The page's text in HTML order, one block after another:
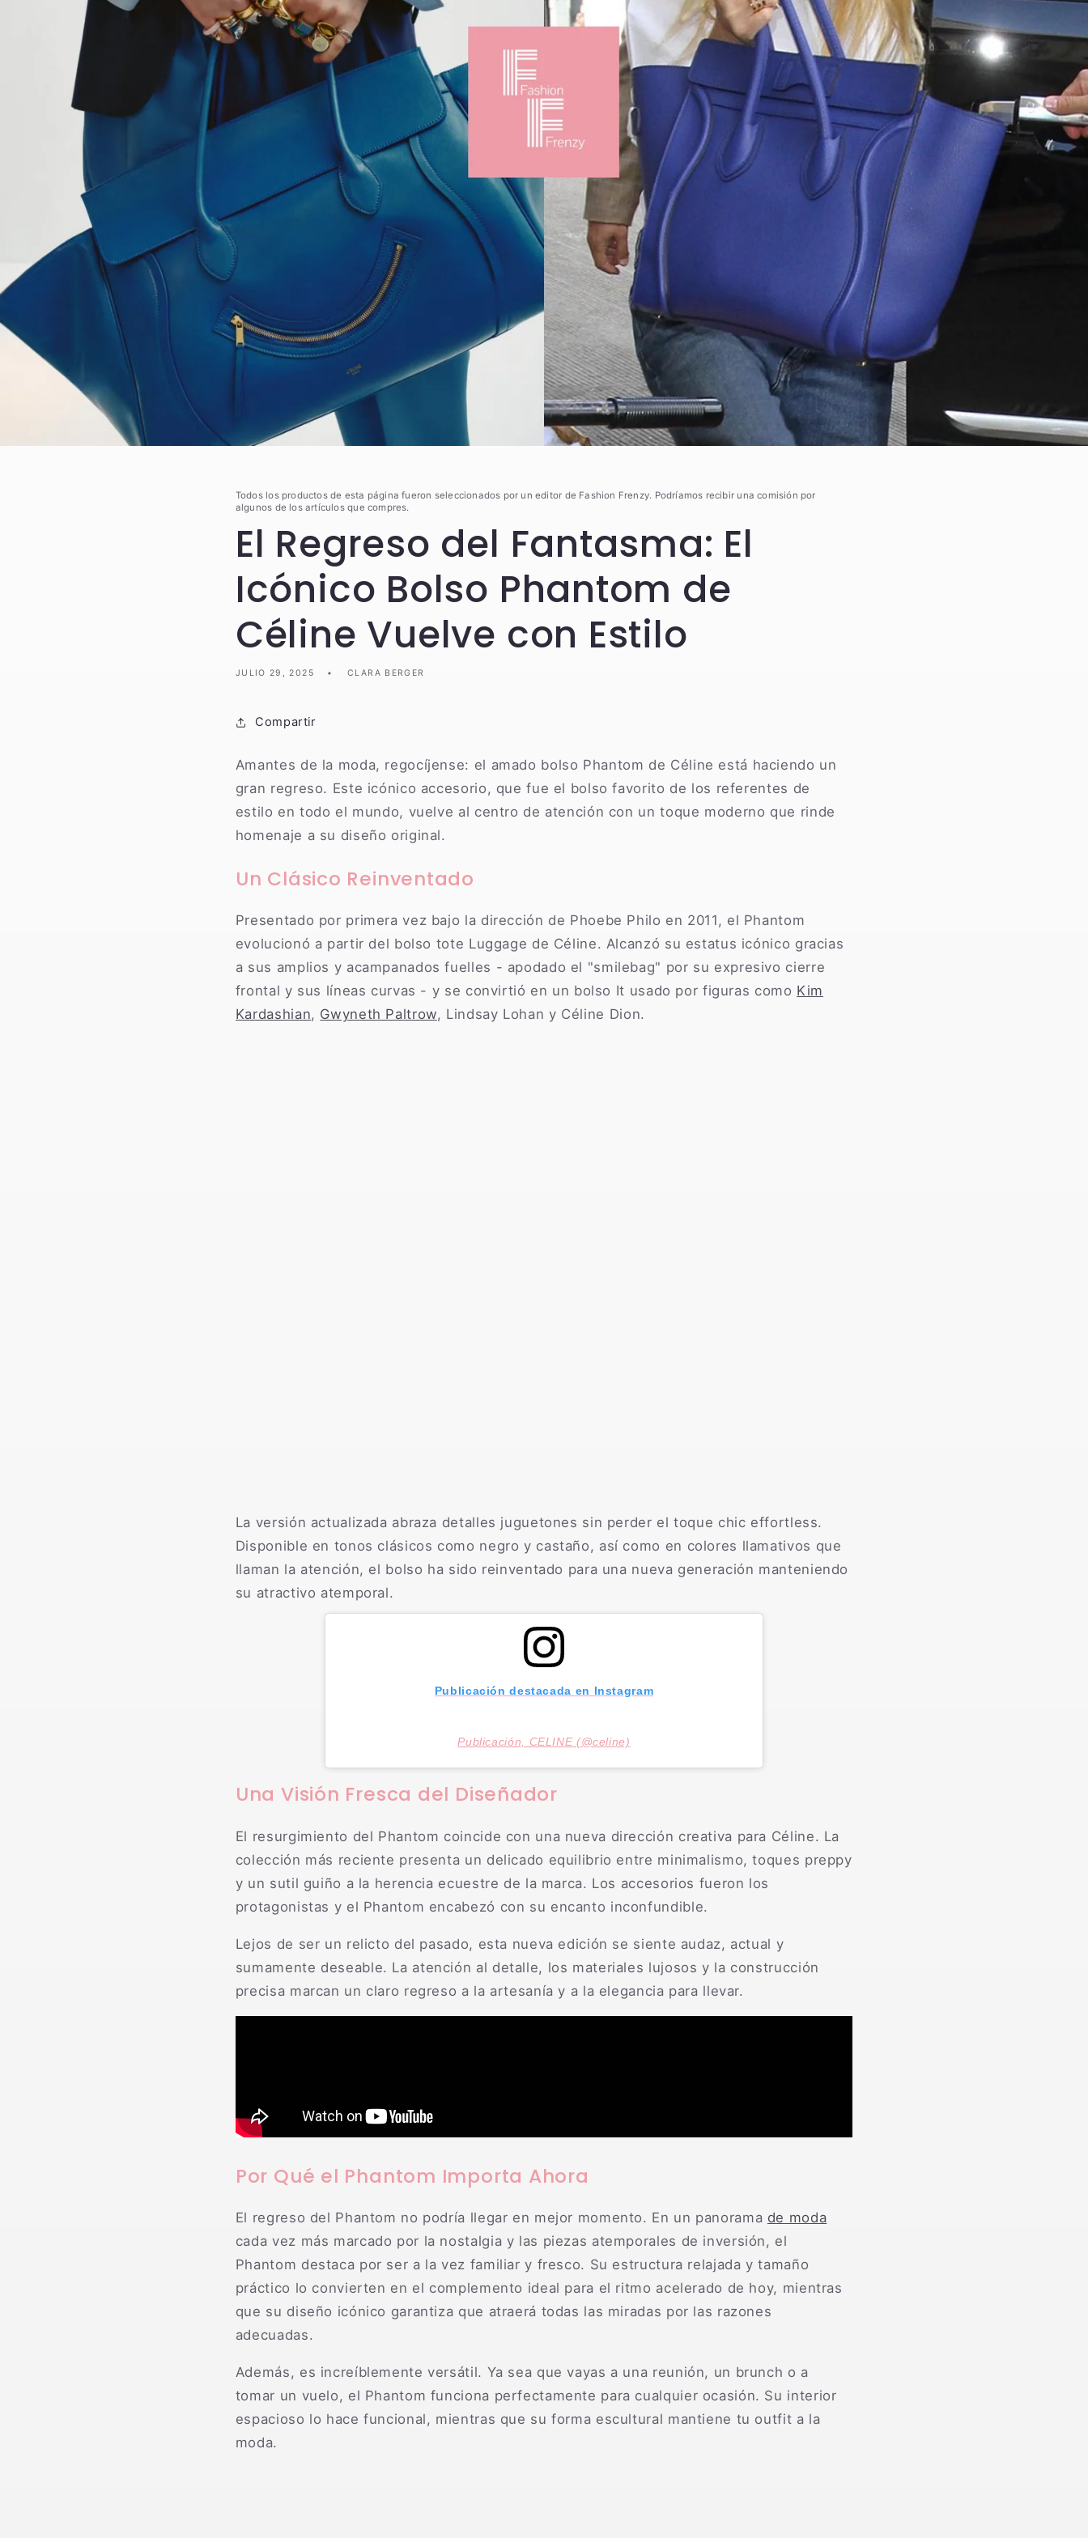
Todos los productos de esta página fueron seleccionados por un editor de Fashion Frenzy. Podríamos recibir una comisión por
algunos de los artículos que compres.
El Regreso del Fantasma: El
Icónico Bolso Phantom de
Céline Vuelve con Estilo
JULIO 29, 2025 CLARA BERGER
Compartir
Amantes de la moda, regocíjense: el amado bolso Phantom de Céline está haciendo un
gran regreso. Este icónico accesorio, que fue el bolso favorito de los referentes de
estilo en todo el mundo, vuelve al centro de atención con un toque moderno que rinde
homenaje a su diseño original.
Un Clásico Reinventado
Presentado por primera vez bajo la dirección de Phoebe Philo en 2011, el Phantom
evolucionó a partir del bolso tote Luggage de Céline. Alcanzó su estatus icónico gracias
a sus amplios y acampanados fuelles - apodado el "smilebag" por su expresivo cierre
frontal y sus líneas curvas - y se convirtió en un bolso It usado por figuras como Kim
Kardashian, Gwyneth Paltrow, Lindsay Lohan y Céline Dion.
La versión actualizada abraza detalles juguetones sin perder el toque chic effortless.
Disponible en tonos clásicos como negro y castaño, así como en colores llamativos que
llaman la atención, el bolso ha sido reinventado para una nueva generación manteniendo
su atractivo atemporal.
Publicación destacada en Instagram
Publicación, CELINE (@celine)
Una Visión Fresca del Diseñador
El resurgimiento del Phantom coincide con una nueva dirección creativa para Céline. La
colección más reciente presenta un delicado equilibrio entre minimalismo, toques preppy
y un sutil guiño a la herencia ecuestre de la marca. Los accesorios fueron los
protagonistas y el Phantom encabezó con su encanto inconfundible.
Lejos de ser un relicto del pasado, esta nueva edición se siente audaz, actual y
sumamente deseable. La atención al detalle, los materiales lujosos y la construcción
precisa marcan un claro regreso a la artesanía y a la elegancia para llevar.
Por Qué el Phantom Importa Ahora
El regreso del Phantom no podría llegar en mejor momento. En un panorama de moda
cada vez más marcado por la nostalgia y las piezas atemporales de inversión, el
Phantom destaca por ser a la vez familiar y fresco. Su estructura relajada y tamaño
práctico lo convierten en el complemento ideal para el ritmo acelerado de hoy, mientras
que su diseño icónico garantiza que atraerá todas las miradas por las razones
adecuadas.
Además, es increíblemente versátil. Ya sea que vayas a una reunión, un brunch o a
tomar un vuelo, el Phantom funciona perfectamente para cualquier ocasión. Su interior
espacioso lo hace funcional, mientras que su forma escultural mantiene tu outfit a la
moda.